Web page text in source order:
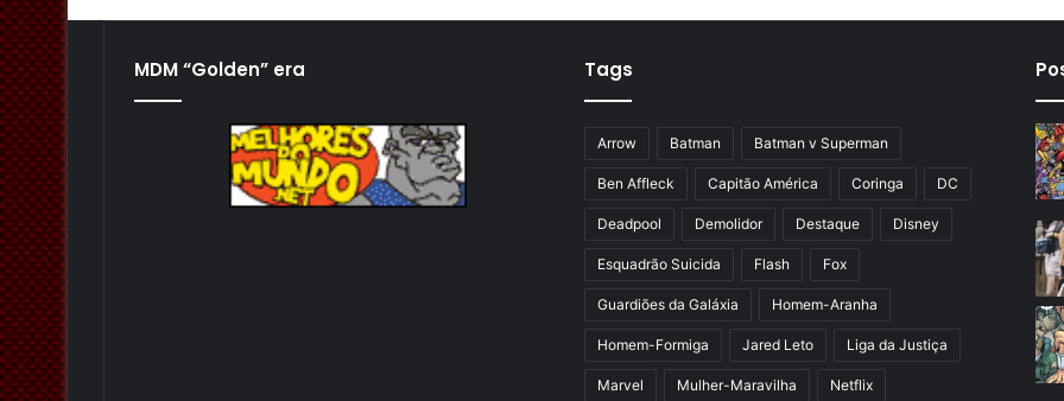
MDM “Golden” era Tags
Arrow Batman Batman v Superman
Ben Affleck Capitão América Coringa DC
Deadpool Demolidor Destaque Disney
Esquadrão Suicida Flash Fox
Guardiões da Galáxia Homem-Aranha
Homem-Formiga Jared Leto Liga da Justiça
Marvel Mulher-Maravilha Netflix